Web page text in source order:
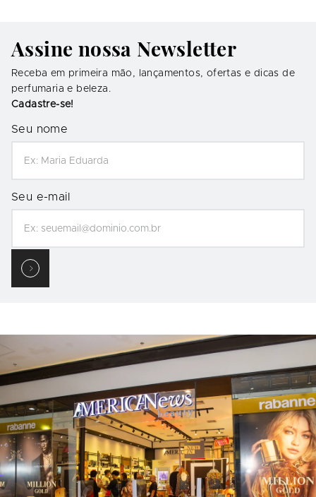
Assine nossa Newsletter
Receba em primeira mão, lançamentos, ofertas e dicas de
perfumaria e beleza.
Cadastre-se!
Seu nome
Seu e-mail